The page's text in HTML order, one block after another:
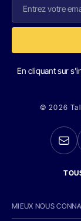
En cliquant sur
© 2026
MIEUX NOUS